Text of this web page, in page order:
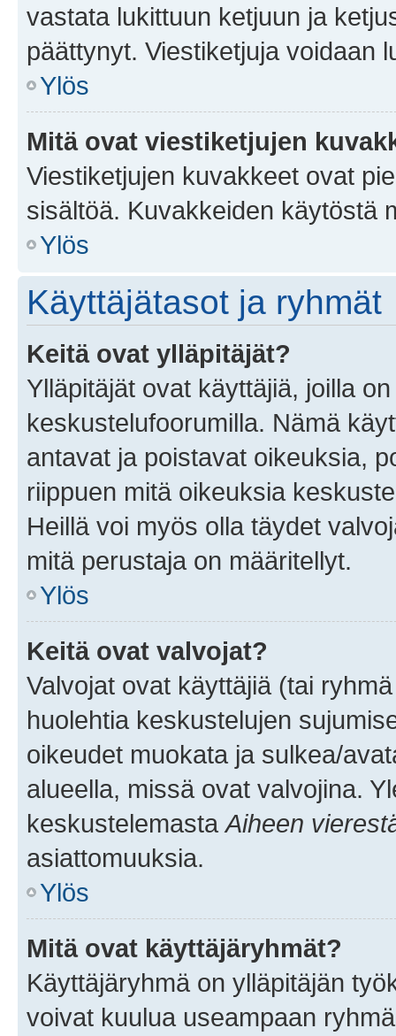
vastata lukittuun ketjuun ja
päättynyt. Viestiketjuja voidaan
Ylös
Mitä ovat viestiketjujen
Viestiketjujen kuvakkeet ovat
sisältöä. Kuvakkeiden käytöstä
Ylös
Käyttäjätasot ja ryhmät
Keitä ovat ylläpitäjät?
Ylläpitäjät ovat käyttäjiä, joilla
keskustelufoorumilla. Nämä
antavat ja poistavat oikeuksia,
riippuen mitä oikeuksia
Heillä voi myös olla täydet
mitä perustaja on määritellyt.
Ylös
Keitä ovat valvojat?
Valvojat ovat käyttäjiä (tai
huolehtia keskustelujen
oikeudet muokata ja sulkea/
alueella, missä ovat valvojina.
keskustelemasta Aiheen
asiattomuuksia.
Ylös
Mitä ovat käyttäjäryhmät?
Käyttäjäryhmä on ylläpitäjän
voivat kuulua useampaan